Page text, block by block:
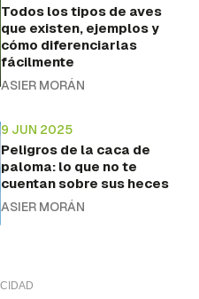
Todos los tipos de aves
que existen, ejemplos y
cómo diferenciarlas
fácilmente
ASIER MORÁN
9 JUN 2025
Peligros de la caca de
paloma: lo que no te
cuentan sobre sus heces
ASIER MORÁN